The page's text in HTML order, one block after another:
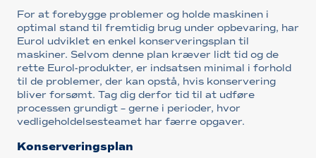
For at forebygge problemer og holde maskinen i
optimal stand til fremtidig brug under opbevaring, har
Eurol udviklet en enkel konserveringsplan til
maskiner. Selvom denne plan kræver lidt tid og de
rette Eurol-produkter, er indsatsen minimal i forhold
til de problemer, der kan opstå, hvis konservering
bliver forsømt. Tag dig derfor tid til at udføre
processen grundigt – gerne i perioder, hvor
vedligeholdelsesteamet har færre opgaver.
Konserveringsplan